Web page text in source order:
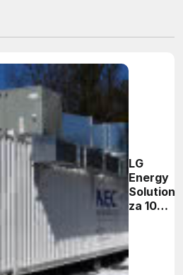
LG
Energy
Solution
za 100